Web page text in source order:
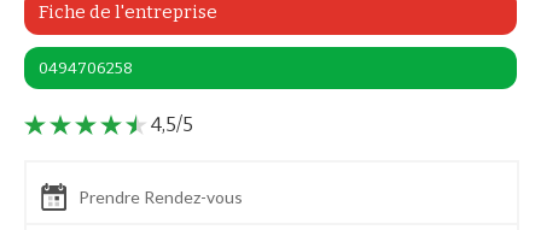
Fiche de l'entreprise
0494706258
4,5/5
Prendre Rendez-vous